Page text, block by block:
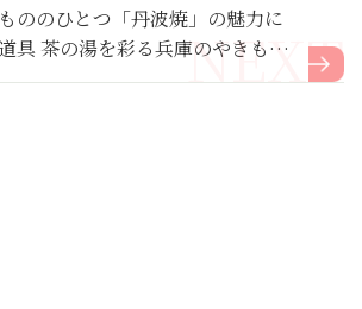
ののひとつ「丹波焼」の魅力に
具 茶の湯を彩る兵庫のやきも